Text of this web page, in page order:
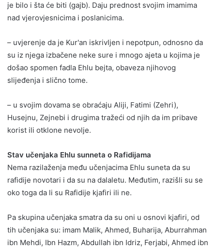
je bilo i šta će biti (gajb). Daju prednost svojim imamima
nad vjerovjesnicima i poslanicima.
– uvjerenje da je Kur'an iskrivljen i nepotpun, odnosno da
su iz njega izbačene neke sure i mnogo ajeta u kojima je
došao spomen fadla Ehlu bejta, obaveza njihovog
slijeđenja i slično tome.
– u svojim dovama se obraćaju Aliji, Fatimi (Zehri),
Husejnu, Zejnebi i drugima tražeći od njih da im pribave
korist ili otklone nevolje.
Stav učenjaka Ehlu sunneta o Rafidijama
Nema razilaženja među učenjacima Ehlu suneta da su
rafidije novotari i da su na dalaletu. Međutim, razišli su se
oko toga da li su Rafidije kjafiri ili ne.
Pa skupina učenjaka smatra da su oni u osnovi kjafiri, od
tih učenjaka su: imam Malik, Ahmed, Buharija, Aburrahman
ibn Mehdi, Ibn Hazm, Abdullah ibn Idriz, Ferjabi, Ahmed ibn